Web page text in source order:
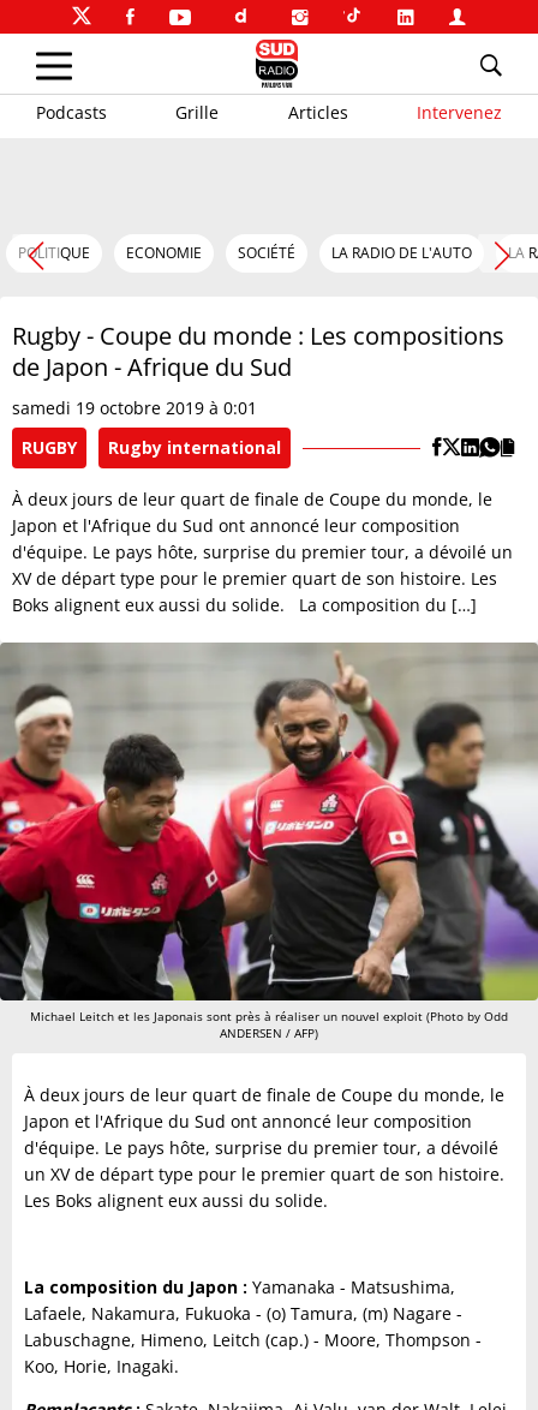
Podcasts Grille Articles Intervenez
POLITIQUE ECONOMIE SOCIÉTÉ LA RADIO DE L'AUTO LA
Rugby - Coupe du monde : Les compositions
de Japon - Afrique du Sud
samedi 19 octobre 2019 à 0:01
RUGBY
Rugby international
À deux jours de leur quart de finale de Coupe du monde, le
Japon et l'Afrique du Sud ont annoncé leur composition
d'équipe. Le pays hôte, surprise du premier tour, a dévoilé un
XV de départ type pour le premier quart de son histoire. Les
Boks alignent eux aussi du solide. La composition du […]
Michael Leitch et les Japonais sont près à réaliser un nouvel exploit (Photo by Odd
ANDERSEN / AFP)
À deux jours de leur quart de finale de Coupe du monde, le
Japon et l'Afrique du Sud ont annoncé leur composition
d'équipe. Le pays hôte, surprise du premier tour, a dévoilé
un XV de départ type pour le premier quart de son histoire.
Les Boks alignent eux aussi du solide.
La composition du Japon : Yamanaka - Matsushima,
Lafaele, Nakamura, Fukuoka - (o) Tamura, (m) Nagare -
Labuschagne, Himeno, Leitch (cap.) - Moore, Thompson -
Koo, Horie, Inagaki.